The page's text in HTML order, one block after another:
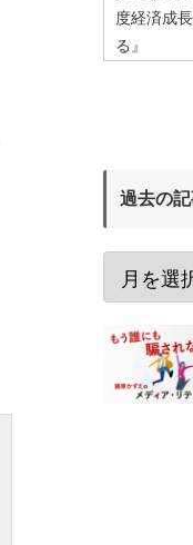
度経済成
る』
過去の